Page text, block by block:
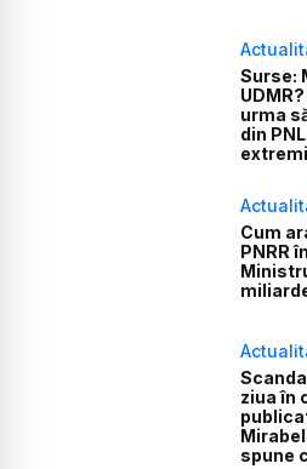
Surse:
urma
din
Cum
PNRR
ziua în
spune